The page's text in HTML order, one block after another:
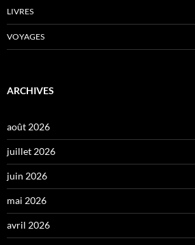
LIVRES
VOYAGES
ARCHIVES
août 2026
juillet 2026
juin 2026
mai 2026
avril 2026